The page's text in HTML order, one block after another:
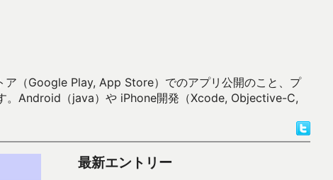
（Google Play, App Store）でのアプリ公開のこと、プ
。Android（java）や iPhone開発（Xcode, Objective-C,
最新エントリー